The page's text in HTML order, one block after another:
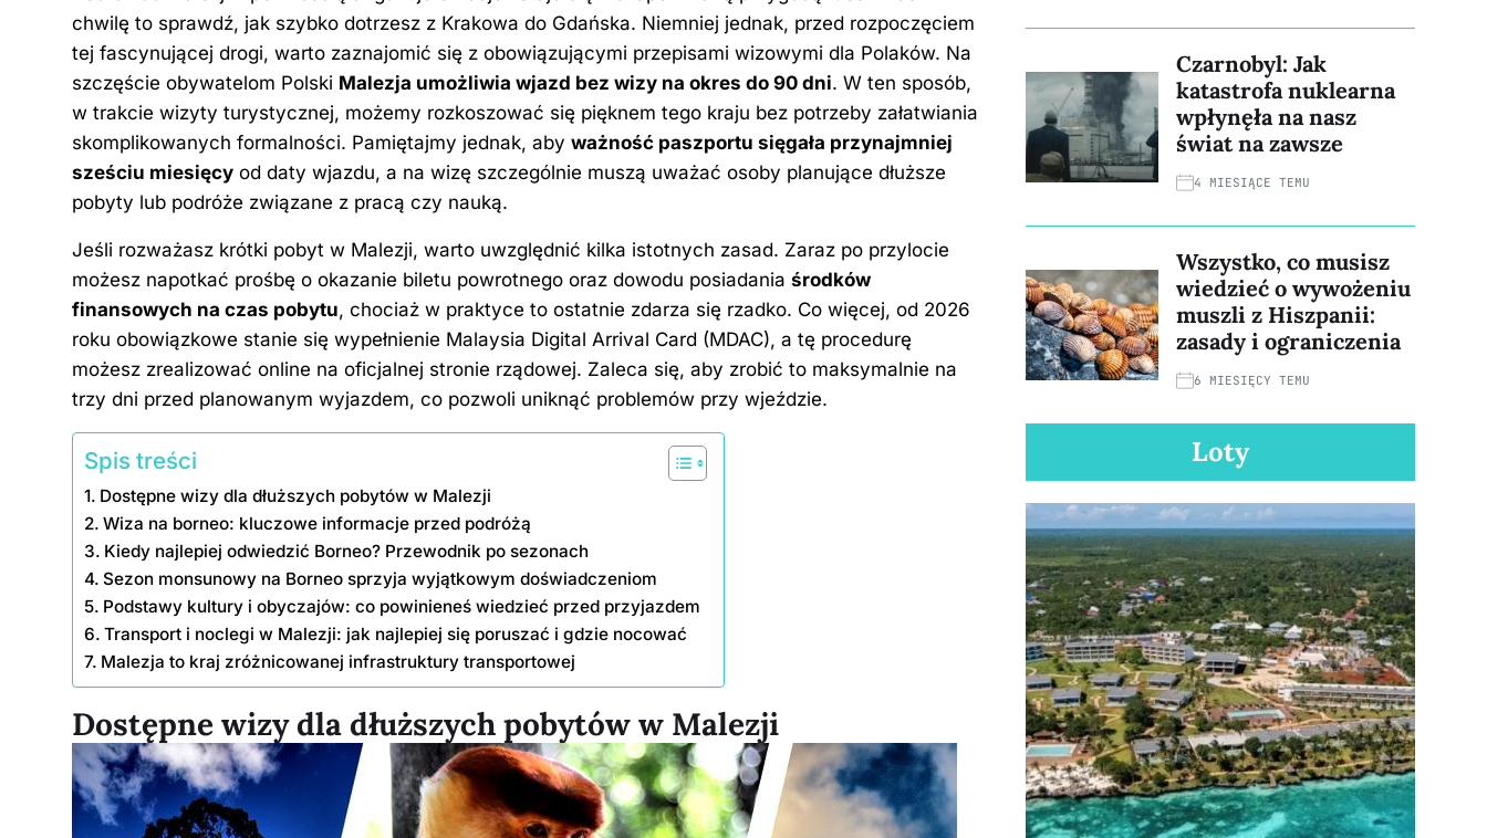
e
b
o
o
k
e
st
e
dI
n
di
t
g
er
y
Li
n
k
chwilę to sprawdź, jak szybko dotrzesz z Krakowa do Gdańska. Niemniej jednak, przed rozpoczęciem
tej fascynującej drogi, warto zaznajomić się z obowiązującymi przepisami wizowymi dla Polaków. Na
szczęście obywatelom Polski Malezja umożliwia wjazd bez wizy na okres do 90 dni. W ten sposób,
w trakcie wizyty turystycznej, możemy rozkoszować się pięknem tego kraju bez potrzeby załatwiania
skomplikowanych formalności. Pamiętajmy jednak, aby ważność paszportu sięgała przynajmniej
sześciu miesięcy od daty wjazdu, a na wizę szczególnie muszą uważać osoby planujące dłuższe
pobyty lub podróże związane z pracą czy nauką.
Jeśli rozważasz krótki pobyt w Malezji, warto uwzględnić kilka istotnych zasad. Zaraz po przylocie
możesz napotkać prośbę o okazanie biletu powrotnego oraz dowodu posiadania środków
finansowych na czas pobytu, chociaż w praktyce to ostatnie zdarza się rzadko. Co więcej, od 2026
roku obowiązkowe stanie się wypełnienie Malaysia Digital Arrival Card (MDAC), a tę procedurę
możesz zrealizować online na oficjalnej stronie rządowej. Zaleca się, aby zrobić to maksymalnie na
trzy dni przed planowanym wyjazdem, co pozwoli uniknąć problemów przy wjeździe.
Spis treści
Dostępne wizy dla dłuższych pobytów w Malezji
Wiza na borneo: kluczowe informacje przed podróżą
Kiedy najlepiej odwiedzić Borneo? Przewodnik po sezonach
Sezon monsunowy na Borneo sprzyja wyjątkowym doświadczeniom
Podstawy kultury i obyczajów: co powinieneś wiedzieć przed przyjazdem
Transport i noclegi w Malezji: jak najlepiej się poruszać i gdzie nocować
Malezja to kraj zróżnicowanej infrastruktury transportowej
Dostępne wizy dla dłuższych pobytów w Malezji
Czarnobyl: Jak
katastrofa nuklearna
wpłynęła na nasz
świat na zawsze
4 MIESIĄCE TEMU
Wszystko, co musisz
wiedzieć o wywożeniu
muszli z Hiszpanii:
zasady i ograniczenia
6 MIESIĘCY TEMU
Loty